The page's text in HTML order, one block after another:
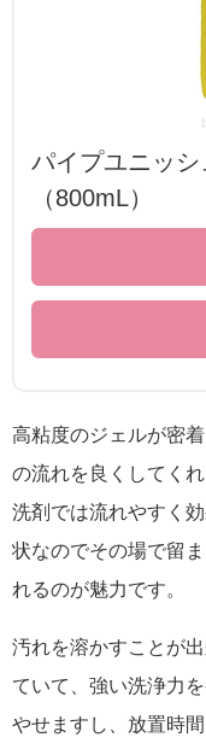
パイプユニッ
（800mL）
高粘度のジェルが密
の流れを良くしてく
洗剤では流れやすく
状なのでその場で留
れるのが魅力です。
汚れを溶かすことが
ていて、強い洗浄力
やせますし、放置時